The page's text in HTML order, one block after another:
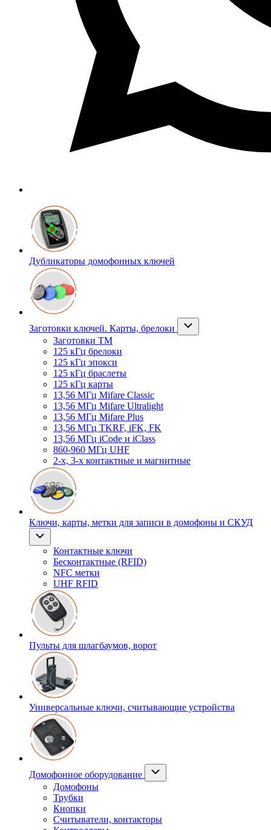
Дубликаторы домофонных ключей
Заготовки ключей. Карты, брелоки
Заготовки ТМ
125 кГц брелоки
125 кГц эпокси
125 кГц браслеты
125 кГц карты
13,56 МГц Mifare Classic
13,56 МГц Mifare Ultralight
13,56 МГц Mifare Plus
13,56 МГц TKRF, iFK, FK
13,56 МГц iCode и iClass
860-960 МГц UHF
2-х, 3-х контактные и магнитные
Ключи, карты, метки для записи в домофоны и СКУД
Контактные ключи
Бесконтактные (RFID)
NFC метки
UHF RFID
Пульты для шлагбаумов, ворот
Универсальные ключи, считывающие устройства
Домофонное оборудование
Домофоны
Трубки
Кнопки
Считыватели, контакторы